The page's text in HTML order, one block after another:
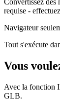
requise -
Navigateur
Tout s'exécute
Vous
Avec la fonction
GLB.